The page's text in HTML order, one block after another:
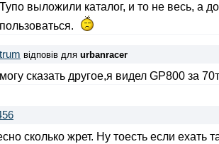
Тупо выложили каталог, и то не весь, а
пользоваться.
trum відповів для urbanracer
могу сказать другое,я видел GP800 за
сколько жрет. Ну тоесть если